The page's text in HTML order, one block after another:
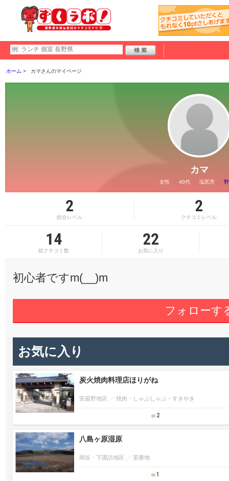
ホーム カマさんのマイページ
カマ
女性 40代 塩尻市
2
総合レベル
2
クチコミレベル
14
総クチコミ数
22
お気に入り
初心者ですm(__)m
フォローす
お気に入り
炭火焼肉料理店ほりがね
安曇野地区 焼肉・しゃぶしゃぶ・すきやき
2
八島ヶ原湿原
岡谷・下諏訪地区 景勝地
1